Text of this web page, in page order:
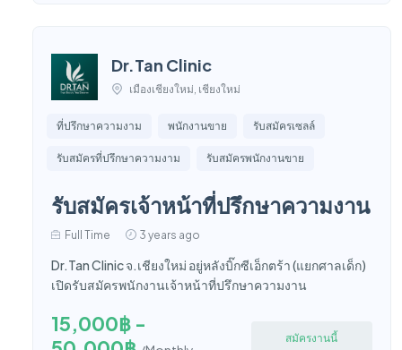
Dr.Tan Clinic
เมืองเชียงใหม่, เชียงใหม่
ที่ปรึกษาความงาม พนักงานขาย รับสมัครเซลล์
รับสมัครที่ปรึกษาความงาม รับสมัครพนักงานขาย
รับสมัครเจ้าหน้าที่ปรึกษาความงาน
Full Time 3 years ago
Dr.Tan Clinic จ.เชียงใหม่ อยู่หลังบิ๊กซีเอ็กตร้า (แยกศาลเด็ก)
เปิดรับสมัครพนักงานเจ้าหน้าที่ปรึกษาความงาน
15,000฿ -
สมัครงานนี้